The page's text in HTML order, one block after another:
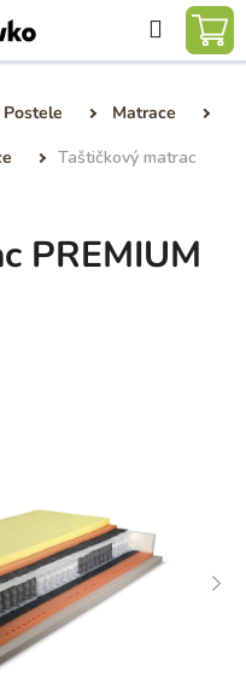
Hľadať
Postele
Matrace
Taštičkový matrac
PREMIUM